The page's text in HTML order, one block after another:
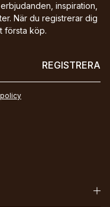
inspiration,
När du registrerar dig
första köp.
REGISTRERA